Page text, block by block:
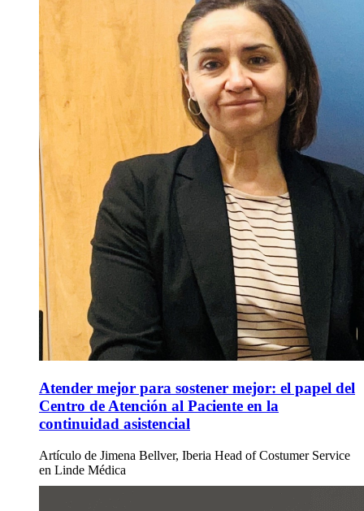
Atender mejor para sostener mejor: el papel del
Centro de Atención al Paciente en la
continuidad asistencial
Artículo de Jimena Bellver, Iberia Head of Costumer Service
en Linde Médica